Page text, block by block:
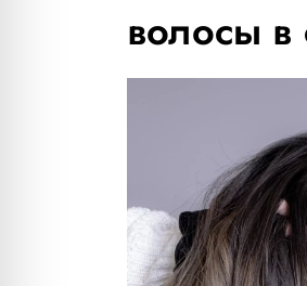
волосы